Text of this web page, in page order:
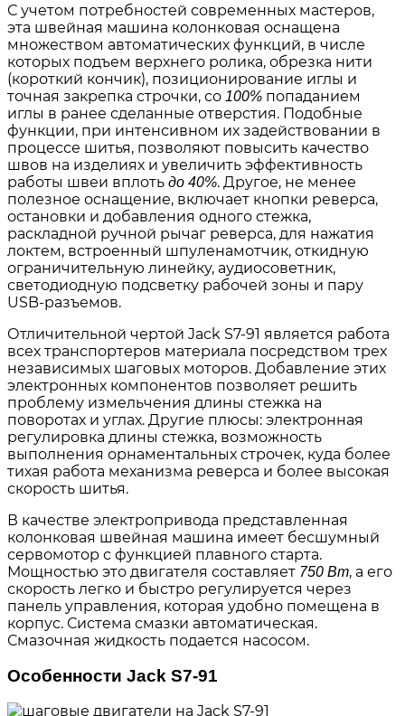
С учетом потребностей современных мастеров,
эта швейная машина колонковая оснащена
множеством автоматических функций, в числе
которых подъем верхнего ролика, обрезка нити
(короткий кончик), позиционирование иглы и
точная закрепка строчки, со 100% попаданием
иглы в ранее сделанные отверстия. Подобные
функции, при интенсивном их задействовании в
процессе шитья, позволяют повысить качество
швов на изделиях и увеличить эффективность
работы швеи вплоть до 40%. Другое, не менее
полезное оснащение, включает кнопки реверса,
остановки и добавления одного стежка,
раскладной ручной рычаг реверса, для нажатия
локтем, встроенный шпуленамотчик, откидную
ограничительную линейку, аудиосоветник,
светодиодную подсветку рабочей зоны и пару
USB-разъемов.
Отличительной чертой Jack S7-91 является работа
всех транспортеров материала посредством трех
независимых шаговых моторов. Добавление этих
электронных компонентов позволяет решить
проблему измельчения длины стежка на
поворотах и углах. Другие плюсы: электронная
регулировка длины стежка, возможность
выполнения орнаментальных строчек, куда более
тихая работа механизма реверса и более высокая
скорость шитья.
В качестве электропривода представленная
колонковая швейная машина имеет бесшумный
сервомотор с функцией плавного старта.
Мощностью это двигателя составляет 750 Вт, а его
скорость легко и быстро регулируется через
панель управления, которая удобно помещена в
корпус. Система смазки автоматическая.
Смазочная жидкость подается насосом.
Особенности Jack S7-91